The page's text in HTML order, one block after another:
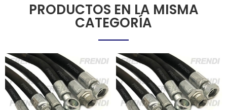
PRODUCTOS EN LA MISMA
CATEGORÍA